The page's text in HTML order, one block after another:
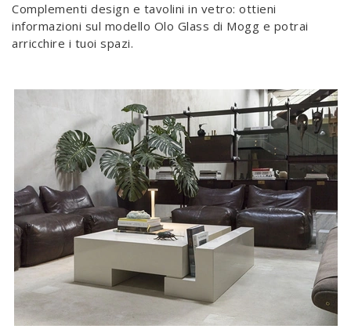
Complementi design e tavolini in vetro: ottieni
informazioni sul modello Olo Glass di Mogg e potrai
arricchire i tuoi spazi.